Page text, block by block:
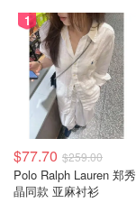
1
$77.70 $259.00
Polo Ralph Lauren 郑秀
晶同款 亚麻衬衫